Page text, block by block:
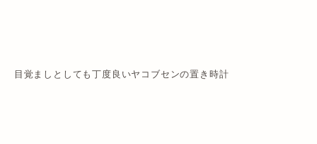
目覚ましとしても丁度良いヤコブセンの置き時計